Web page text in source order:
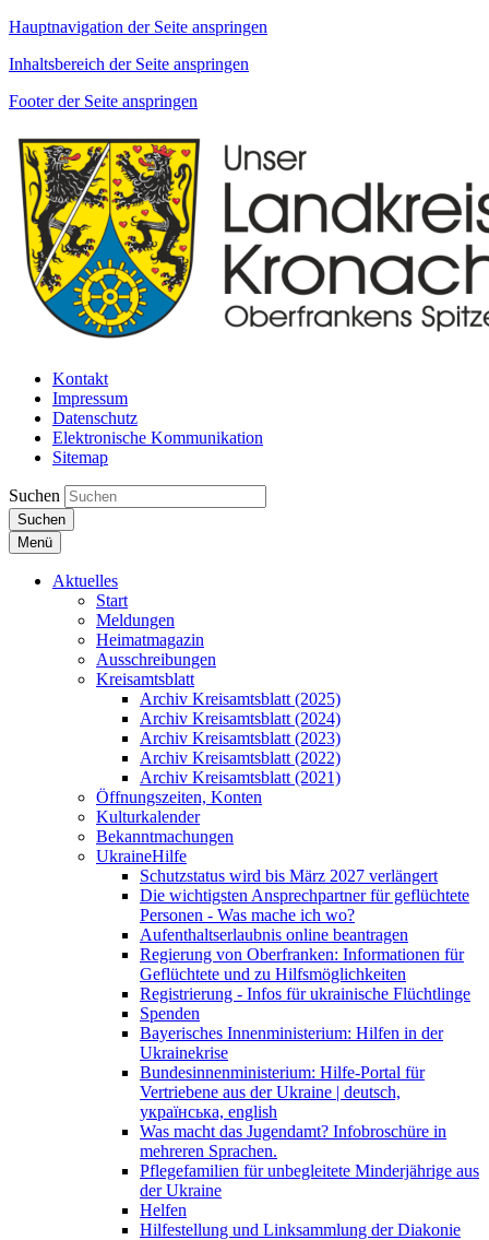
Hauptnavigation der Seite anspringen
Inhaltsbereich der Seite anspringen
Footer der Seite anspringen
Kontakt
Impressum
Datenschutz
Elektronische Kommunikation
Sitemap
Suchen
Suchen
Menü
Aktuelles
Start
Meldungen
Heimatmagazin
Ausschreibungen
Kreisamtsblatt
Archiv Kreisamtsblatt (2025)
Archiv Kreisamtsblatt (2024)
Archiv Kreisamtsblatt (2023)
Archiv Kreisamtsblatt (2022)
Archiv Kreisamtsblatt (2021)
Öffnungszeiten, Konten
Kulturkalender
Bekanntmachungen
UkraineHilfe
Schutzstatus wird bis März 2027 verlängert
Die wichtigsten Ansprechpartner für geflüchtete
Personen - Was mache ich wo?
Aufenthaltserlaubnis online beantragen
Regierung von Oberfranken: Informationen für
Geflüchtete und zu Hilfsmöglichkeiten
Registrierung - Infos für ukrainische Flüchtlinge
Spenden
Bayerisches Innenministerium: Hilfen in der
Ukrainekrise
Bundesinnenministerium: Hilfe-Portal für
Vertriebene aus der Ukraine | deutsch,
українська, english
Was macht das Jugendamt? Infobroschüre in
mehreren Sprachen.
Pflegefamilien für unbegleitete Minderjährige aus
der Ukraine
Helfen
Hilfestellung und Linksammlung der Diakonie